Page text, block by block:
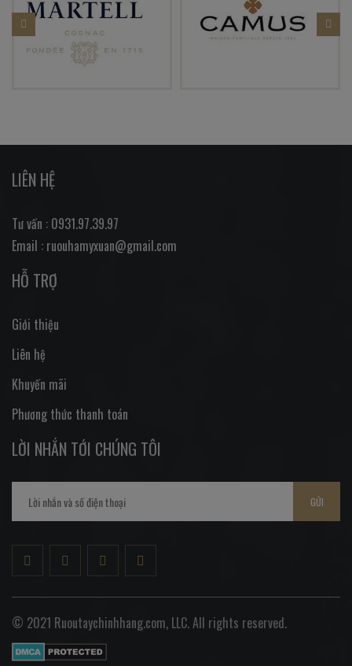
LIÊN HỆ
Tư vấn : 0931.97.39.97
Email : ruouhamyxuan@gmail.com
HỖ TRỢ
Giới thiệu
Liên hệ
Khuyến mãi
Phương thức thanh toán
LỜI NHẮN TỚI CHÚNG TÔI
GỬI
© 2021 Ruoutaychinhhang.com, LLC. All rights reserved.